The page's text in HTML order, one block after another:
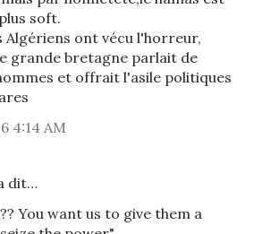
soft.
Algériens ont vécu l'horreur,
grande bretagne parlait de
et offrait l'asile politiques
4:14 AM
dit…
You want us to give them a